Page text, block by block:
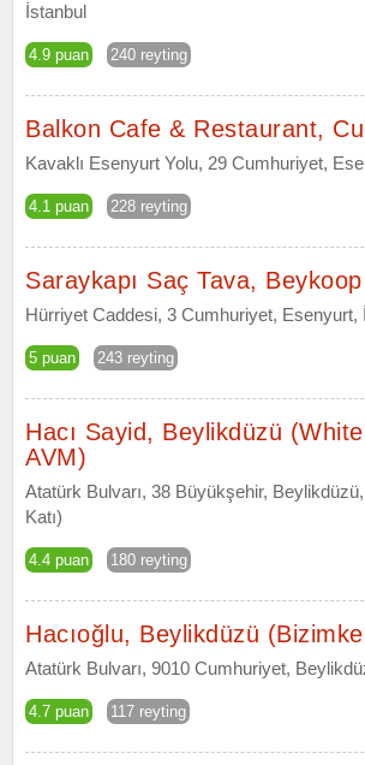
İstanbul
4.9 puan 240 reyting
Balkon Cafe & Restaurant,
Kavaklı Esenyurt Yolu, 29 Cumhuriyet,
4.1 puan 228 reyting
Saraykapı Saç Tava, Beykoop
Hürriyet Caddesi, 3 Cumhuriyet, Esenyurt,
5 puan 243 reyting
Hacı Sayid, Beylikdüzü
AVM)
Atatürk Bulvarı, 38 Büyükşehir,
Katı)
4.4 puan 180 reyting
Hacıoğlu, Beylikdüzü
Atatürk Bulvarı, 9010 Cumhuriyet,
4.7 puan 117 reyting